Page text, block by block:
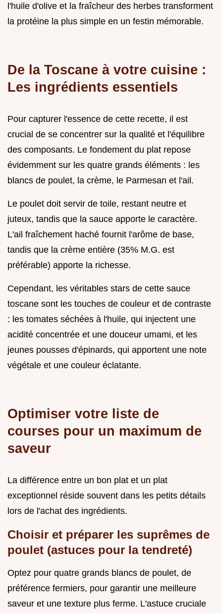
l'huile d'olive et la fraîcheur des herbes transforment
la protéine la plus simple en un festin mémorable.
De la Toscane à votre cuisine :
Les ingrédients essentiels
Pour capturer l'essence de cette recette, il est
crucial de se concentrer sur la qualité et l'équilibre
des composants. Le fondement du plat repose
évidemment sur les quatre grands éléments : les
blancs de poulet, la crème, le Parmesan et l'ail.
Le poulet doit servir de toile, restant neutre et
juteux, tandis que la sauce apporte le caractère.
L'ail fraîchement haché fournit l'arôme de base,
tandis que la crème entière (35% M.G. est
préférable) apporte la richesse.
Cependant, les véritables stars de cette sauce
toscane sont les touches de couleur et de contraste
: les tomates séchées à l'huile, qui injectent une
acidité concentrée et une douceur umami, et les
jeunes pousses d'épinards, qui apportent une note
végétale et une couleur éclatante.
Optimiser votre liste de
courses pour un maximum de
saveur
La différence entre un bon plat et un plat
exceptionnel réside souvent dans les petits détails
lors de l'achat des ingrédients.
Choisir et préparer les suprêmes de
poulet (astuces pour la tendreté)
Optez pour quatre grands blancs de poulet, de
préférence fermiers, pour garantir une meilleure
saveur et une texture plus ferme. L'astuce cruciale